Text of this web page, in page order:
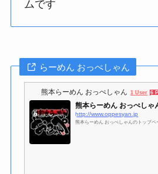
ムです
らーめん おっぺしゃん
熊本らーめん おっぺしゃん 1 User 6
熊本らーめん おっぺしゃ
http://www.oppesyan.jp
熊本らーめん おっぺしゃんのトップペ